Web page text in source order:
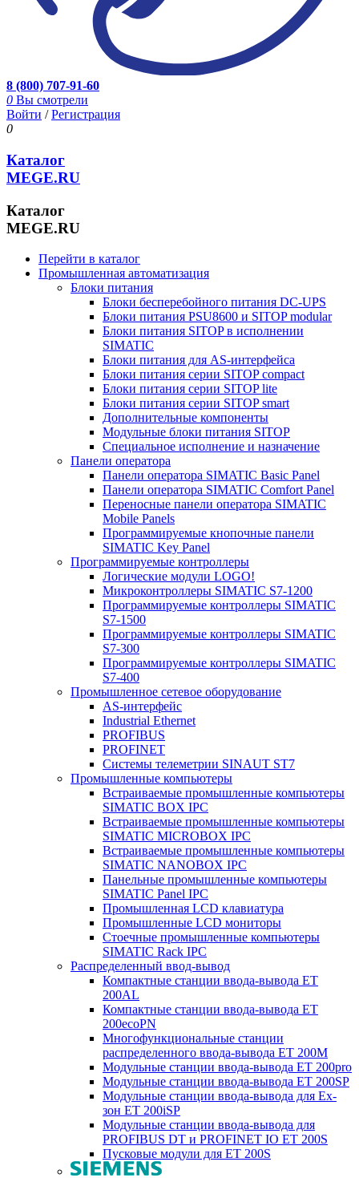
8 (800) 707-91-60
0 Вы смотрели
Войти /Регистрация
0
Каталог
MEGE.RU
Каталог
MEGE.RU
Перейти в каталог
Промышленная автоматизация
Блоки питания
Блоки бесперебойного питания DC-UPS
Блоки питания PSU8600 и SITOP modular
Блоки питания SITOP в исполнении
SIMATIC
Блоки питания для AS-интерфейса
Блоки питания серии SITOP compact
Блоки питания серии SITOP lite
Блоки питания серии SITOP smart
Дополнительные компоненты
Модульные блоки питания SITOP
Специальное исполнение и назначение
Панели оператора
Панели оператора SIMATIC Basic Panel
Панели оператора SIMATIC Comfort Panel
Переносные панели оператора SIMATIC
Mobile Panels
Программируемые кнопочные панели
SIMATIC Key Panel
Программируемые контроллеры
Логические модули LOGO!
Микроконтроллеры SIMATIC S7-1200
Программируемые контроллеры SIMATIC
S7-1500
Программируемые контроллеры SIMATIC
S7-300
Программируемые контроллеры SIMATIC
S7-400
Промышленное сетевое оборудование
AS-интерфейс
Industrial Ethernet
PROFIBUS
PROFINET
Системы телеметрии SINAUT ST7
Промышленные компьютеры
Встраиваемые промышленные компьютеры
SIMATIC BOX IPC
Встраиваемые промышленные компьютеры
SIMATIC MICROBOX IPC
Встраиваемые промышленные компьютеры
SIMATIC NANOBOX IPC
Панельные промышленные компьютеры
SIMATIC Panel IPC
Промышленная LCD клавиатура
Промышленные LCD мониторы
Стоечные промышленные компьютеры
SIMATIC Rack IPC
Распределенный ввод-вывод
Компактные станции ввода-вывода ET
200AL
Компактные станции ввода-вывода ET
200ecoPN
Многофункциональные станции
распределенного ввода-вывода ET 200M
Модульные станции ввода-вывода ET 200pro
Модульные станции ввода-вывода ET 200SP
Модульные станции ввода-вывода для Ex-
зон ET 200iSP
Модульные станции ввода-вывода для
PROFIBUS DT и PROFINET IO ET 200S
Пусковые модули для ET 200S